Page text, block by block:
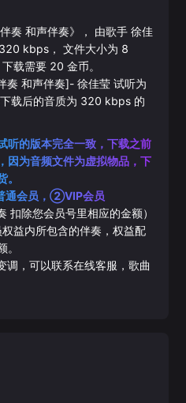
奏 和声伴奏》， 由歌手 徐佳
320 kbps， 文件大小为 8
载需要 20 金币。
奏 和声伴奏]- 徐佳莹 试听为
载后的音质为 320 kbps 的
听的版本完全一致，下载之前
因为音频文件为虚拟物品，下
通会员，②VIP会员
扣除您会员号里相应的金额）
益内所包含的伴奏，权益配
调，可以联系在线客服，歌曲